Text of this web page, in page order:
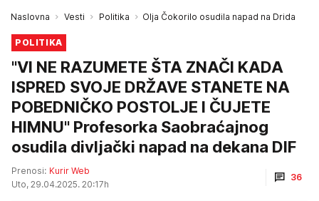
Naslovna Vesti Politika Olja Čokorilo osudila napad na Drida
POLITIKA
"VI NE RAZUMETE ŠTA ZNAČI KADA
ISPRED SVOJE DRŽAVE STANETE NA
POBEDNIČKO POSTOLJE I ČUJETE
HIMNU" Profesorka Saobraćajnog
osudila divljački napad na dekana DIF
Prenosi: Kurir Web
Uto, 29.04.2025. 20:17h
36